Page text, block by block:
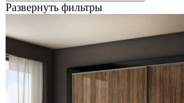
Развернуть фильтры